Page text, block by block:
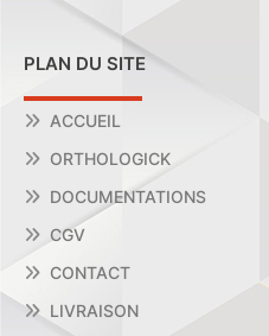
PLAN DU SITE
ACCUEIL
ORTHOLOGICK
DOCUMENTATIONS
CGV
CONTACT
LIVRAISON